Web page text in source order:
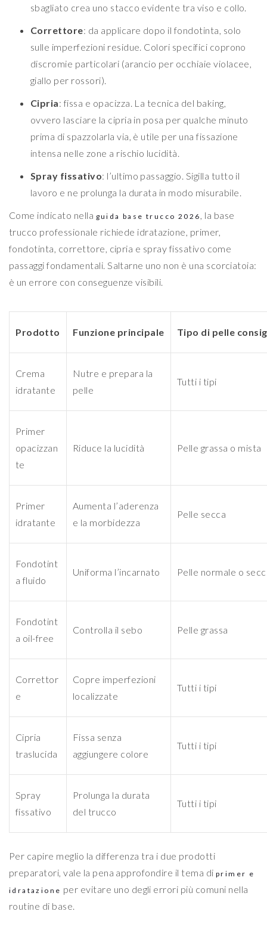
sbagliato crea uno stacco evidente tra viso e collo.
Correttore: da applicare dopo il fondotinta, solo
sulle imperfezioni residue. Colori specifici coprono
discromie particolari (arancio per occhiaie violacee,
giallo per rossori).
Cipria: fissa e opacizza. La tecnica del baking,
ovvero lasciare la cipria in posa per qualche minuto
prima di spazzolarla via, è utile per una fissazione
intensa nelle zone a rischio lucidità.
Spray fissativo: l’ultimo passaggio. Sigilla tutto il
lavoro e ne prolunga la durata in modo misurabile.
Come indicato nella guida base trucco 2026, la base
trucco professionale richiede idratazione, primer,
fondotinta, correttore, cipria e spray fissativo come
passaggi fondamentali. Saltarne uno non è una scorciatoia:
è un errore con conseguenze visibili.
Prodotto Funzione principale Tipo di pelle
Crema
idratante
Nutre e prepara la
pelle
Tutti i tipi
Primer
opacizzan
te
Riduce la lucidità Pelle grassa o mista
Primer
idratante
Aumenta l’aderenza
e la morbidezza
Pelle secca
Fondotint
a fluido
Uniforma l’incarnato Pelle normale o
Fondotint
a oil-free
Controlla il sebo Pelle grassa
Correttor
e
Copre imperfezioni
localizzate
Tutti i tipi
Cipria
traslucida
Fissa senza
aggiungere colore
Tutti i tipi
Spray
fissativo
Prolunga la durata
del trucco
Tutti i tipi
Per capire meglio la differenza tra i due prodotti
preparatori, vale la pena approfondire il tema diprimer e
idratazione per evitare uno degli errori più comuni nella
routine di base.